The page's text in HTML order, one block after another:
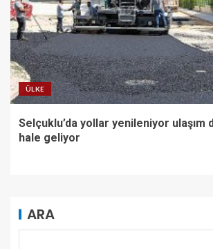
ÜLKE
Selçuklu’da yollar yenileniyor ulaşım
hale geliyor
ARA